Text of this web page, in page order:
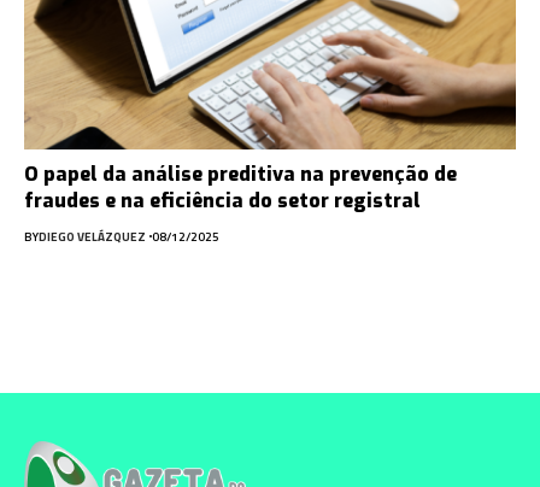
O papel da análise preditiva na prevenção de
fraudes e na eficiência do setor registral
BYDIEGO VELÁZQUEZ 08/12/2025